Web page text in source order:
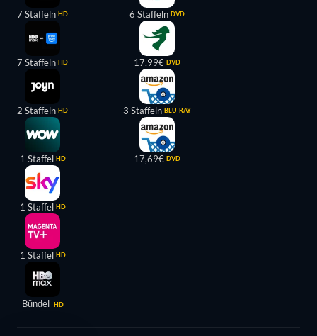
7 Staffeln HD
7 Staffeln HD
2 Staffeln HD
1 Staffel HD
1 Staffel HD
1 Staffel HD
Bündel HD
6 Staffeln DVD
17,99€ DVD
3 Staffeln BLU-RAY
17,69€ DVD